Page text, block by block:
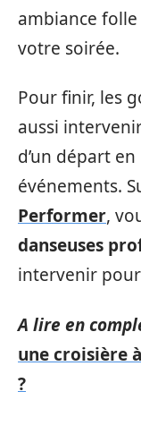
ambiance folle
votre soirée.
Pour finir, les
aussi
d’un départ
événements.
Performer,
danseuses
intervenir
A lire en
une croisière
?